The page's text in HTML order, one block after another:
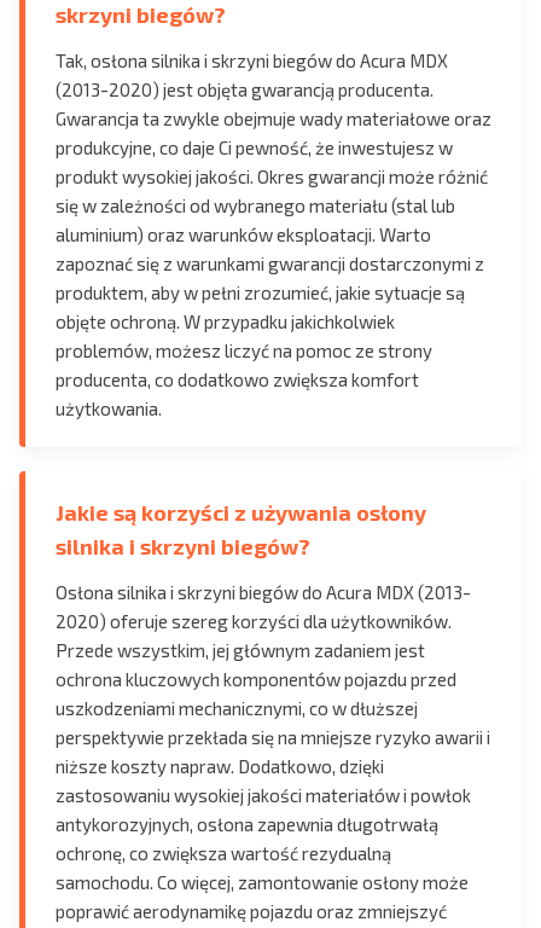
skrzyni biegów?
Tak, osłona silnika i skrzyni biegów do Acura MDX
(2013-2020) jest objęta gwarancją producenta.
Gwarancja ta zwykle obejmuje wady materiałowe oraz
produkcyjne, co daje Ci pewność, że inwestujesz w
produkt wysokiej jakości. Okres gwarancji może różnić
się w zależności od wybranego materiału (stal lub
aluminium) oraz warunków eksploatacji. Warto
zapoznać się z warunkami gwarancji dostarczonymi z
produktem, aby w pełni zrozumieć, jakie sytuacje są
objęte ochroną. W przypadku jakichkolwiek
problemów, możesz liczyć na pomoc ze strony
producenta, co dodatkowo zwiększa komfort
użytkowania.
Jakie są korzyści z używania osłony
silnika i skrzyni biegów?
Osłona silnika i skrzyni biegów do Acura MDX (2013-
2020) oferuje szereg korzyści dla użytkowników.
Przede wszystkim, jej głównym zadaniem jest
ochrona kluczowych komponentów pojazdu przed
uszkodzeniami mechanicznymi, co w dłuższej
perspektywie przekłada się na mniejsze ryzyko awarii i
niższe koszty napraw. Dodatkowo, dzięki
zastosowaniu wysokiej jakości materiałów i powłok
antykorozyjnych, osłona zapewnia długotrwałą
ochronę, co zwiększa wartość rezydualną
samochodu. Co więcej, zamontowanie osłony może
poprawić aerodynamikę pojazdu oraz zmniejszyć